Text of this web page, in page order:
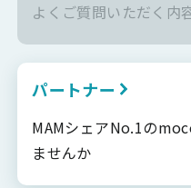
よくご質問いただく内
パートナー
MAMシェアNo.1の
ませんか